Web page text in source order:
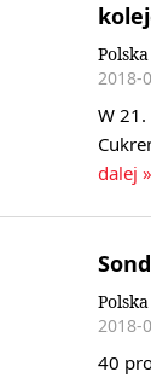
2018-
W 21.
dalej »
2018-
40